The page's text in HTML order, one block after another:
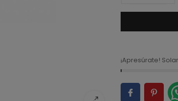
¡Apresúrate!